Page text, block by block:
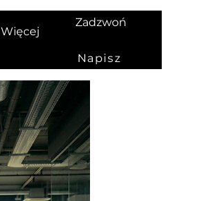
Więcej
Zadzwoń
Napisz